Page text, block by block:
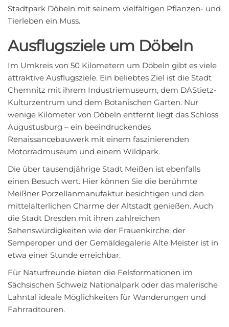
Stadtpark Döbeln mit seinem vielfältigen Pflanzen- und
Tierleben ein Muss.
Ausflugsziele um Döbeln
Im Umkreis von 50 Kilometern um Döbeln gibt es viele
attraktive Ausflugsziele. Ein beliebtes Ziel ist die Stadt
Chemnitz mit ihrem Industriemuseum, dem DAStietz-
Kulturzentrum und dem Botanischen Garten. Nur
wenige Kilometer von Döbeln entfernt liegt das Schloss
Augustusburg – ein beeindruckendes
Renaissancebauwerk mit einem faszinierenden
Motorradmuseum und einem Wildpark.
Die über tausendjährige Stadt Meißen ist ebenfalls
einen Besuch wert. Hier können Sie die berühmte
Meißner Porzellanmanufaktur besichtigen und den
mittelalterlichen Charme der Altstadt genießen. Auch
die Stadt Dresden mit ihren zahlreichen
Sehenswürdigkeiten wie der Frauenkirche, der
Semperoper und der Gemäldegalerie Alte Meister ist in
etwa einer Stunde erreichbar.
Für Naturfreunde bieten die Felsformationen im
Sächsischen Schweiz Nationalpark oder das malerische
Lahntal ideale Möglichkeiten für Wanderungen und
Fahrradtouren.